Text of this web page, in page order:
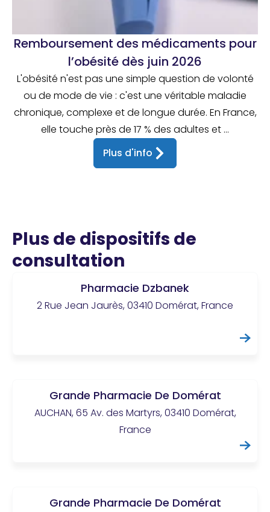
Remboursement des médicaments pour
l’obésité dès juin 2026
L'obésité n'est pas une simple question de volonté
ou de mode de vie : c'est une véritable maladie
chronique, complexe et de longue durée. En France,
elle touche près de 17 % des adultes et ...
Plus d'info
Plus de dispositifs de
consultation
Pharmacie Dzbanek
2 Rue Jean Jaurès, 03410 Domérat, France
Grande Pharmacie De Domérat
AUCHAN, 65 Av. des Martyrs, 03410 Domérat,
France
Grande Pharmacie De Domérat